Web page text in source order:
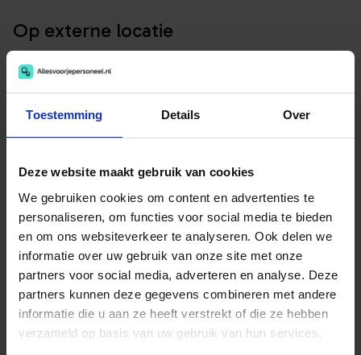
Toestemming Details Over
Deze website maakt gebruik van cookies
We gebruiken cookies om content en advertenties te
personaliseren, om functies voor social media te bieden
en om ons websiteverkeer te analyseren. Ook delen we
informatie over uw gebruik van onze site met onze
partners voor social media, adverteren en analyse. Deze
partners kunnen deze gegevens combineren met andere
informatie die u aan ze heeft verstrekt of die ze hebben
verzameld op basis van uw gebruik van hun services.
Op externe locatie
Adres
Molenweg 2-a
7448RE Haarle
Gerelateerde aanbieders